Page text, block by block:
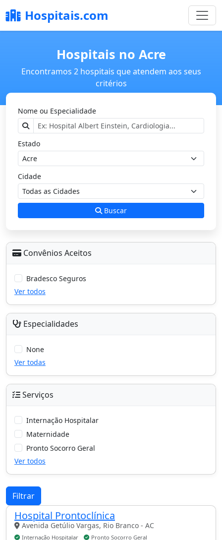
Hospitais.com
Hospitais no Acre
Encontramos 2 hospitais que atendem aos seus
critérios
Nome ou Especialidade
Estado
Cidade
Buscar
Convênios Aceitos
Bradesco Seguros
Ver todos
Especialidades
None
Ver todas
Serviços
Internação Hospitalar
Maternidade
Pronto Socorro Geral
Ver todos
Filtrar
Hospital Prontoclínica
Avenida Getúlio Vargas, Rio Branco - AC
Internação Hospitalar Pronto Socorro Geral